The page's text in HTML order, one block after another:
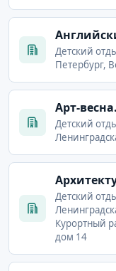
Детский
Петербург,
Арт-
Детский
Детский
Курортный
дом 14